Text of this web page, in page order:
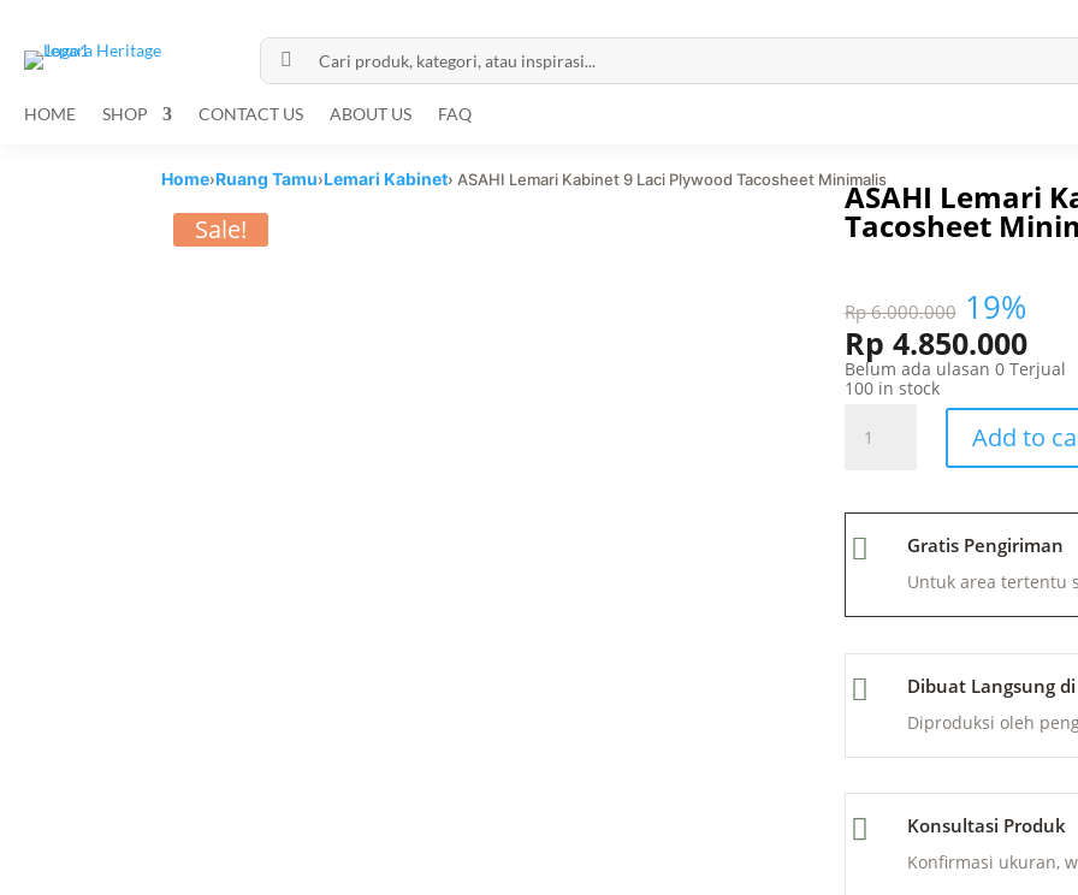

HOME SHOP CONTACT US ABOUT US FAQ
Home›Ruang Tamu›Lemari Kabinet› ASAHI Lemari Kabinet 9 Laci Plywood Tacosheet Minimalis
Sale!
ASAHI Lemari
Tacosheet
Rp6.000.000 19%
Rp 4.850.000
Belum ada ulasan 0 Terjual
100 in stock
Lemari
Kabinet
Plywood
Minimalis
quantity
Add to
 Gratis Pengiriman
Untuk area tertentu
 Dibuat Langsung di
Diproduksi oleh
 Konsultasi Produk
Konfirmasi ukuran,